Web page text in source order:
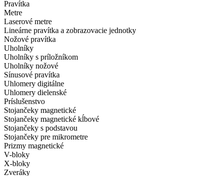
Pravítka
Metre
Laserové metre
Lineárne pravítka a zobrazovacie jednotky
Nožové pravítka
Uholníky
Uholníky s príložníkom
Uholníky nožové
Sínusové pravítka
Uhlomery digitálne
Uhlomery dielenské
Príslušenstvo
Stojančeky magnetické
Stojančeky magnetické kĺbové
Stojančeky s podstavou
Stojančeky pre mikrometre
Prizmy magnetické
V-bloky
X-bloky
Zveráky